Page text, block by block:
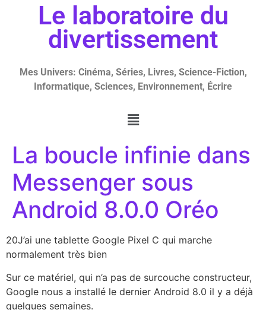
Le laboratoire du
divertissement
Mes Univers: Cinéma, Séries, Livres, Science-Fiction,
Informatique, Sciences, Environnement, Écrire
La boucle infinie dans
Messenger sous
Android 8.0.0 Oréo
20J’ai une tablette Google Pixel C qui marche
normalement très bien
Sur ce matériel, qui n’a pas de surcouche constructeur,
Google nous a installé le dernier Android 8.0 il y a déjà
quelques semaines.